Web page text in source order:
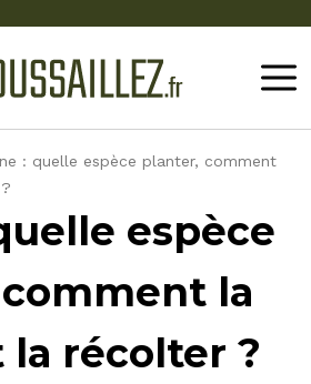
: quelle espèce planter, comment
espèce
la
récolter ?